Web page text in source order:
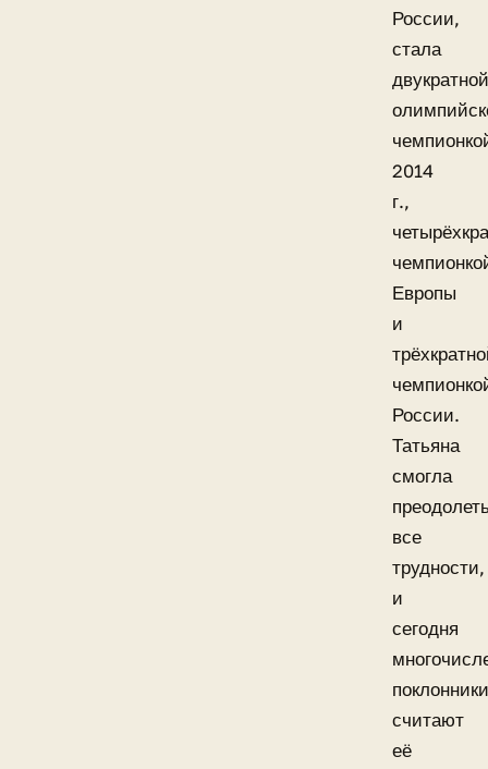
России,
стала
двукратной
2014
г.,
Европы
и
России.
Татьяна
смогла
все
трудности,
и
сегодня
поклонники
считают
её